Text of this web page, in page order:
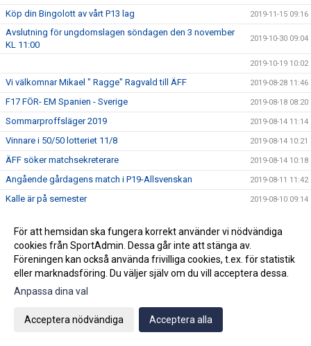
Köp din Bingolott av vårt P13 lag 2019-11-15 09:16
Avslutning för ungdomslagen söndagen den 3 november
KL 11:00
2019-10-30 09:04
2019-10-19 10:02
Vi välkomnar Mikael " Ragge" Ragvald till ÄFF 2019-08-28 11:46
F17 FÖR- EM Spanien - Sverige 2019-08-18 08:20
Sommarproffsläger 2019 2019-08-14 11:14
Vinnare i 50/50 lotteriet 11/8 2019-08-14 10:21
ÄFF söker matchsekreterare 2019-08-14 10:18
Angående gårdagens match i P19-Allsvenskan 2019-08-11 11:42
Kalle är på semester 2019-08-10 09:14
FitLine är ny samarbetspartner 2019-08-03 14:21
ÄFF söker matchsekreterare 2019-08-01 13:00
Flera lag drar igång igen 2019-07-22 14:01
Bemanning på våra kanslier i sommar
Vinnare i 50/50 lotteriet 29/6
För att hemsidan ska fungera korrekt använder vi nödvändiga
cookies från SportAdmin. Dessa går inte att stänga av.
Föreningen kan också använda frivilliga cookies, t.ex. för statistik
eller marknadsföring. Du väljer själv om du vill acceptera dessa.
Anpassa dina val
Acceptera nödvändiga Acceptera alla